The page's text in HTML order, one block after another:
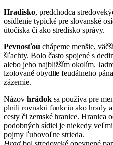
Hradisko, predchodca
osídlenie typické pre slovanské
útočiska či ako stredisko správy.
Pevnosťou chápeme menšie,
šľachty. Bolo často spojené s
alebo jeho najbližším okolím.
izolované obydlie feudálneho
zázemie.
Názov hrádok sa používa pre
plnili rovnakú funkciu ako hrady
cesty či zemské hranice. Hranica
podobných sídiel je niekedy
pojmy ľubovoľne strieda.
Hrad bol stredoveké opevnené